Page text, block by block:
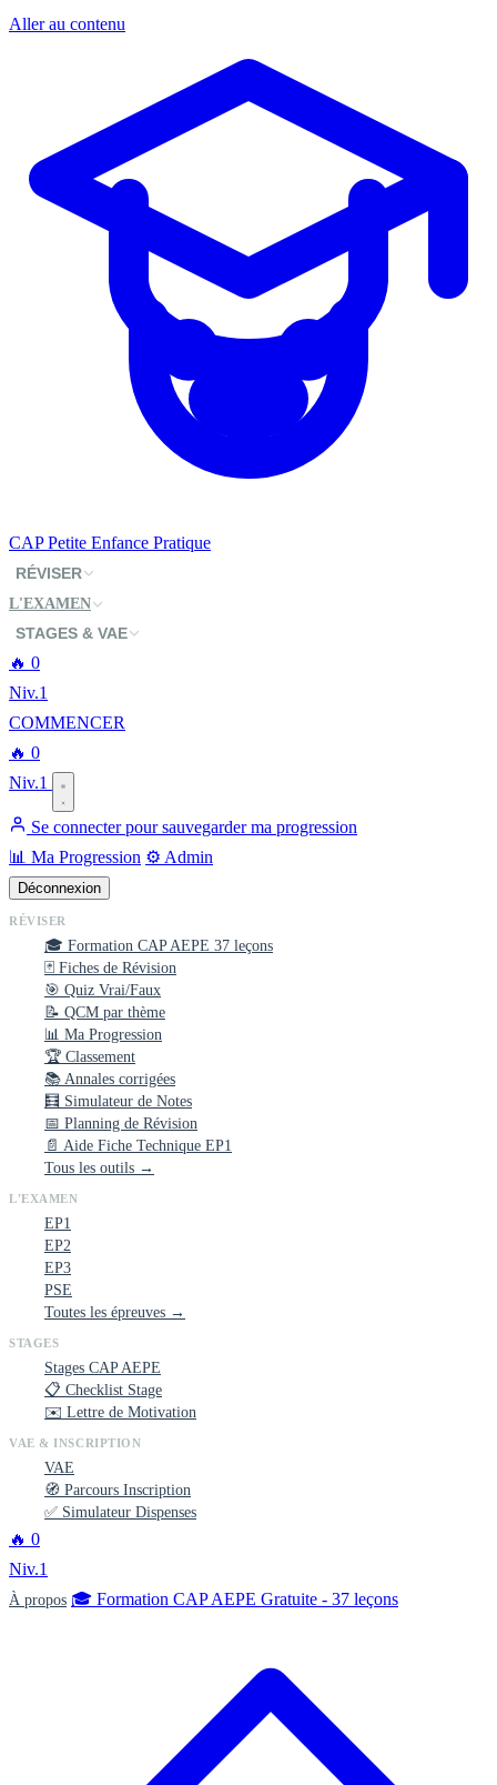
Aller au contenu
CAP Petite Enfance Pratique
RÉVISER
L'EXAMEN
STAGES & VAE
🔥 0
Niv.1
COMMENCER
🔥 0
Niv.1
Se connecter pour sauvegarder ma progression
📊 Ma Progression ⚙️ Admin
Déconnexion
RÉVISER
🎓 Formation CAP AEPE 37 leçons
🃏 Fiches de Révision
🎯 Quiz Vrai/Faux
📝 QCM par thème
📊 Ma Progression
🏆 Classement
📚 Annales corrigées
🧮 Simulateur de Notes
📅 Planning de Révision
📄 Aide Fiche Technique EP1
Tous les outils →
L'EXAMEN
EP1
EP2
EP3
PSE
Toutes les épreuves →
STAGES
Stages CAP AEPE
📋 Checklist Stage
✉️ Lettre de Motivation
VAE & INSCRIPTION
VAE
🧭 Parcours Inscription
✅ Simulateur Dispenses
🔥 0
Niv.1
À propos 🎓 Formation CAP AEPE Gratuite - 37 leçons